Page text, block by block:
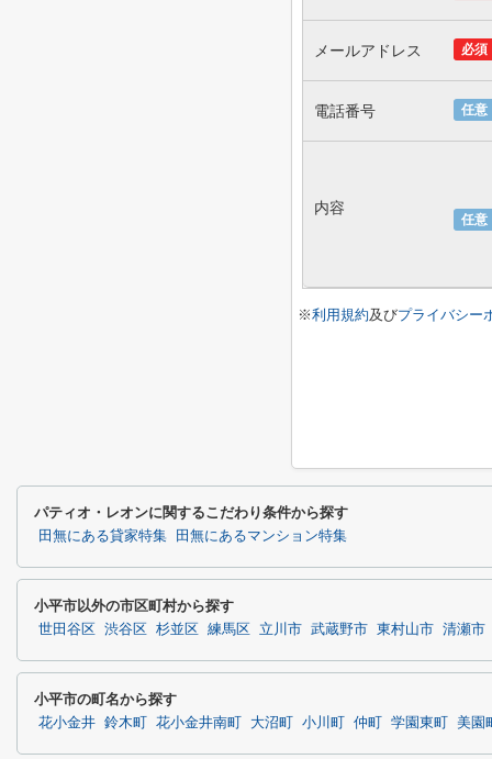
必須
メールアドレス
任意
電話番号
任意
内容
※利用規約及びプライバシー
パティオ・レオンに関するこだわり条件から探す
田無にある貸家特集 田無にあるマンション特集
小平市以外の市区町村から探す
世田谷区 渋谷区 杉並区 練馬区 立川市 武蔵野市 東村山市 清瀬市
小平市の町名から探す
花小金井 鈴木町 花小金井南町 大沼町 小川町 仲町 学園東町 美園